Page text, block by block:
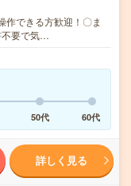
できる方歓迎！〇ま
不要で気…
50代 60代
詳しく見る